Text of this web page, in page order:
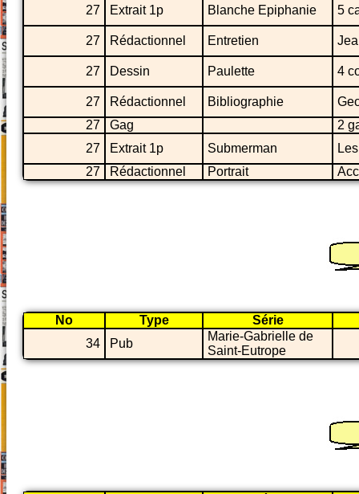
27 Extrait 1p Blanche Epiphanie 5
27 Rédactionnel Entretien
27 Dessin Paulette 4
27 Rédactionnel Bibliographie
27
Gag
2
27
Extrait 1p Submerman
27
Rédactionnel Portrait
No Type
Série
34
Pub
Marie-Gabrielle de
Saint-Eutrope